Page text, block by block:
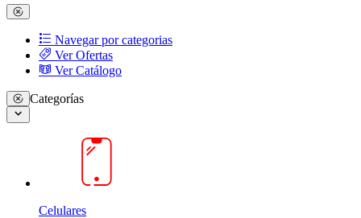
Navegar por categorias
Ver Ofertas
Ver Catálogo
Categorías
Celulares